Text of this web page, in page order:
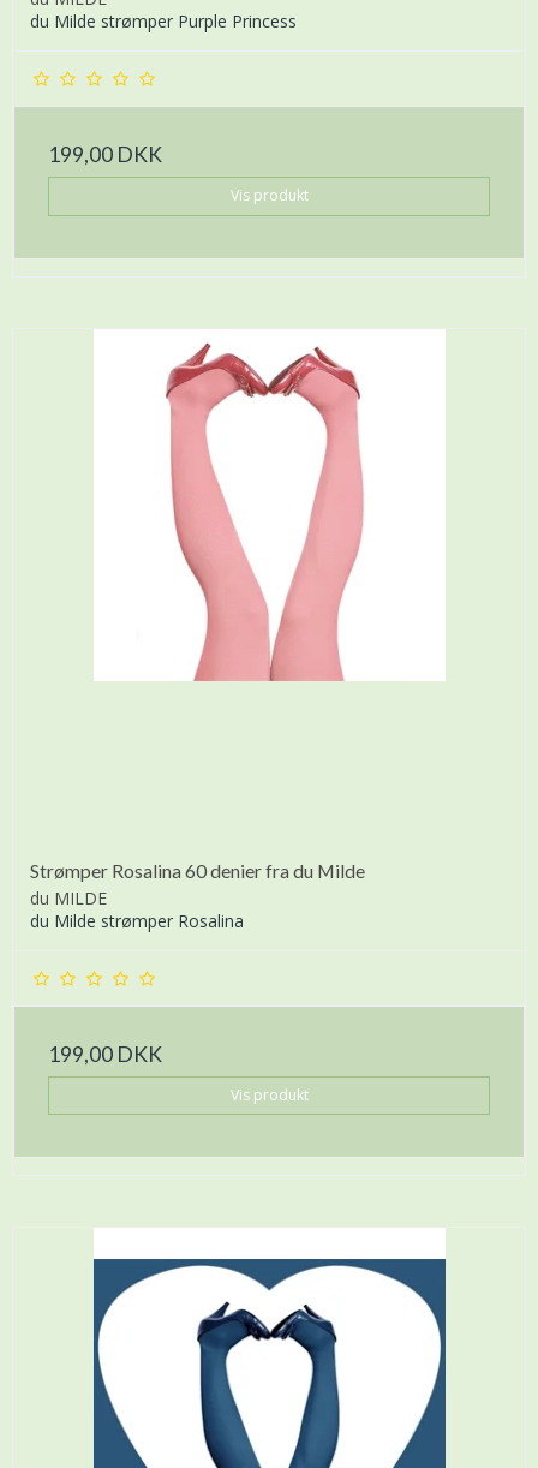
du Milde strømper Purple Princess
199,00 DKK
Vis produkt
Strømper Rosalina 60 denier fra du Milde
du MILDE
du Milde strømper Rosalina
199,00 DKK
Vis produkt